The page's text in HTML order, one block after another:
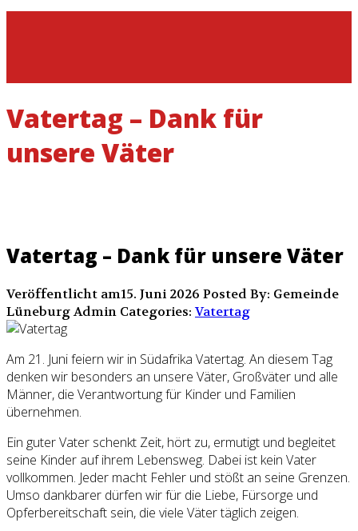
Vatertag – Dank für
unsere Väter
Vatertag – Dank für unsere Väter
Veröffentlicht am15. Juni 2026 Posted By: Gemeinde
Lüneburg Admin Categories: Vatertag
Am 21. Juni feiern wir in Südafrika Vatertag. An diesem Tag
denken wir besonders an unsere Väter, Großväter und alle
Männer, die Verantwortung für Kinder und Familien
übernehmen.
Ein guter Vater schenkt Zeit, hört zu, ermutigt und begleitet
seine Kinder auf ihrem Lebensweg. Dabei ist kein Vater
vollkommen. Jeder macht Fehler und stößt an seine Grenzen.
Umso dankbarer dürfen wir für die Liebe, Fürsorge und
Opferbereitschaft sein, die viele Väter täglich zeigen.